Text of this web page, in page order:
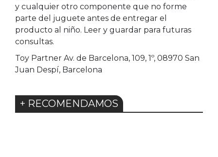
y cualquier otro componente que no forme
parte del juguete antes de entregar el
producto al niño. Leer y guardar para futuras
consultas.
Toy Partner Av. de Barcelona, 109, 1º, 08970 San
Juan Despí, Barcelona
+ RECOMENDAMOS